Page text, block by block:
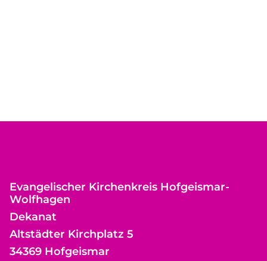
Evangelischer Kirchenkreis Hofgeismar-
Wolfhagen
Dekanat
Altstädter Kirchplatz 5
34369 Hofgeismar